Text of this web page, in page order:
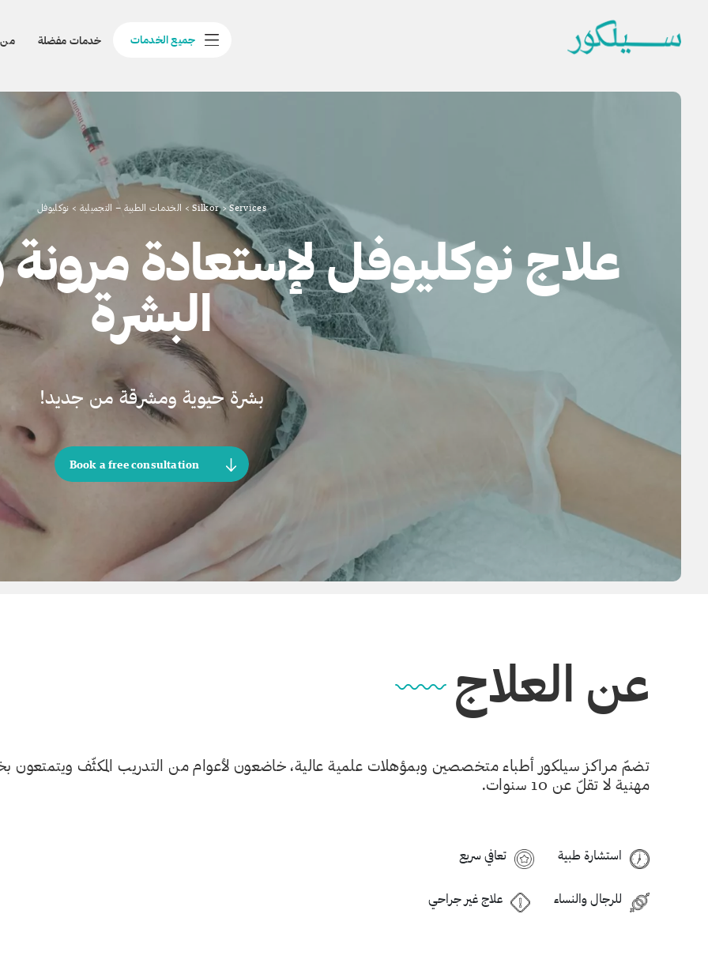
جميع الخدمات خدمات مفضلة
Silkor>Services
> الخدمات الطبية – التجميلية > نوكليوفل
علاج نوكليوفل لإستعادة
البشرة
بشرة حيوية ومشرقة من جديد!
Book a free consultation
عن العلاج
تضمّ مراكز سيلكور أطباء متخصصين وبمؤهلات علمية عالية، خاضعون لأعوام من التدريب المكثّف ويتمتعون
مهنية لا تقلّ عن 10 سنوات
.
استشارة طبية تعافي سريع
للرجال والنساء علاج غير جراحي